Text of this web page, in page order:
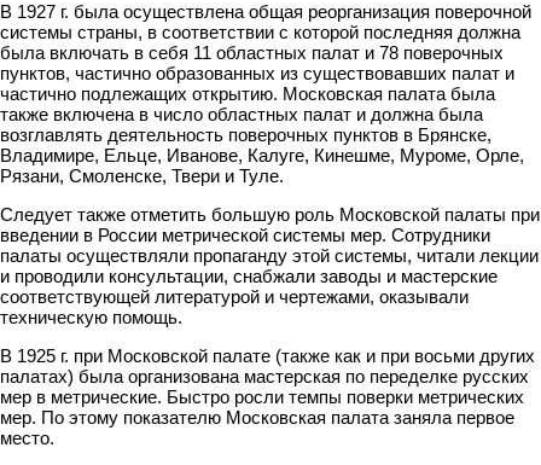
В 1927 г. была осуществлена общая реорганизация поверочной
системы страны, в соответствии с которой последняя должна
была включать в себя 11 областных палат и 78 поверочных
пунктов, частично образованных из существовавших палат и
частично подлежащих открытию. Московская палата была
также включена в число областных палат и должна была
возглавлять деятельность поверочных пунктов в Брянске,
Владимире, Ельце, Иванове, Калуге, Кинешме, Муроме, Орле,
Рязани, Смоленске, Твери и Туле.
Следует также отметить большую роль Московской палаты при
введении в России метрической системы мер. Сотрудники
палаты осуществляли пропаганду этой системы, читали лекции
и проводили консультации, снабжали заводы и мастерские
соответствующей литературой и чертежами, оказывали
техническую помощь.
В 1925 г. при Московской палате (также как и при восьми других
палатах) была организована мастерская по переделке русских
мер в метрические. Быстро росли темпы поверки метрических
мер. По этому показателю Московская палата заняла первое
место.